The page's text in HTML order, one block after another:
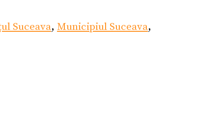
Suceava, Municipiul Suceava,